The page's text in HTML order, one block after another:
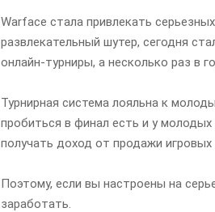
Warface стала привлекать
развлекательный шутер, сегодня
онлайн-турниры, а несколько раз в
Турнирная система лояльна к
пробиться в финал есть и у
получать доход от продажи
Поэтому, если вы настроены на
заработать.